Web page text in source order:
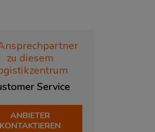
zu diesem
Service
ANBIETER
KONTAKTIEREN